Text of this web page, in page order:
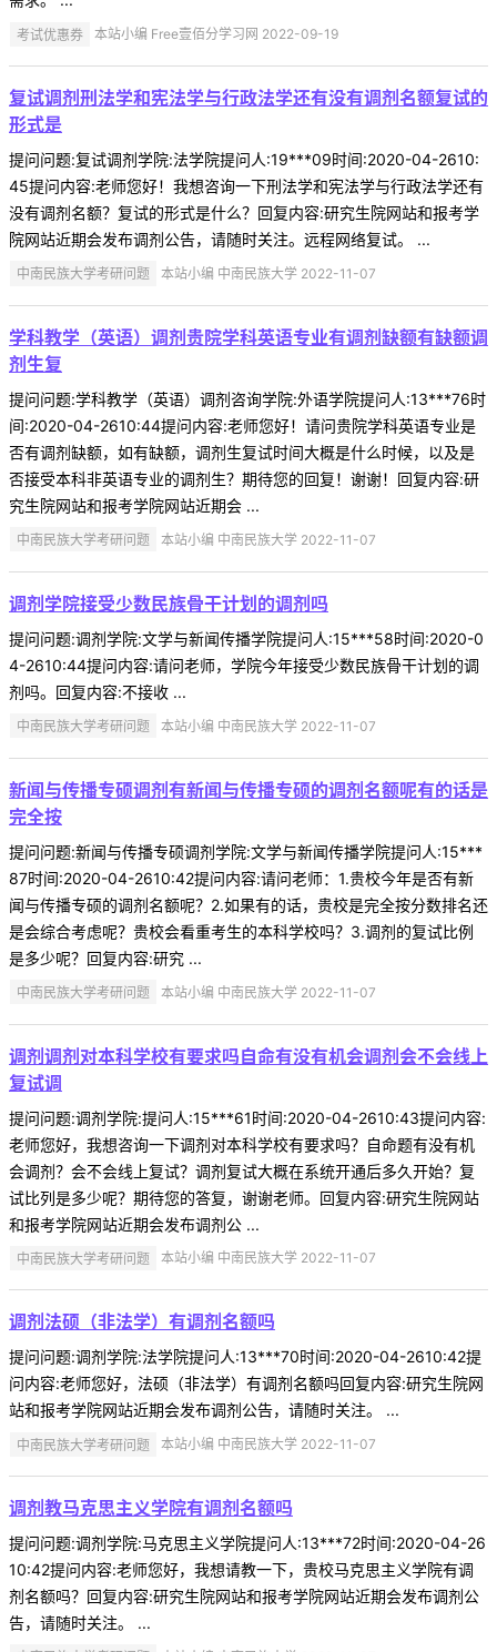
考试优惠券 本站小编 Free壹佰分学习网 2022-09-19
复试调剂刑法学和宪法学与行政法学还有没有调剂名额复试的
形式是
提问问题:复试调剂学院:法学院提问人:19***09时间:2020-04-2610:
45提问内容:老师您好！我想咨询一下刑法学和宪法学与行政法学还有
没有调剂名额？复试的形式是什么？回复内容:研究生院网站和报考学
院网站近期会发布调剂公告，请随时关注。远程网络复试。 ...
中南民族大学考研问题 本站小编 中南民族大学 2022-11-07
学科教学（英语）调剂贵院学科英语专业有调剂缺额有缺额调
剂生复
提问问题:学科教学（英语）调剂咨询学院:外语学院提问人:13***76时
间:2020-04-2610:44提问内容:老师您好！请问贵院学科英语专业是
否有调剂缺额，如有缺额，调剂生复试时间大概是什么时候，以及是
否接受本科非英语专业的调剂生？期待您的回复！谢谢！回复内容:研
究生院网站和报考学院网站近期会 ...
中南民族大学考研问题 本站小编 中南民族大学 2022-11-07
调剂学院接受少数民族骨干计划的调剂吗
提问问题:调剂学院:文学与新闻传播学院提问人:15***58时间:2020-0
4-2610:44提问内容:请问老师，学院今年接受少数民族骨干计划的调
剂吗。回复内容:不接收 ...
中南民族大学考研问题 本站小编 中南民族大学 2022-11-07
新闻与传播专硕调剂有新闻与传播专硕的调剂名额呢有的话是
完全按
提问问题:新闻与传播专硕调剂学院:文学与新闻传播学院提问人:15***
87时间:2020-04-2610:42提问内容:请问老师：1.贵校今年是否有新
闻与传播专硕的调剂名额呢？2.如果有的话，贵校是完全按分数排名还
是会综合考虑呢？贵校会看重考生的本科学校吗？3.调剂的复试比例
是多少呢？回复内容:研究 ...
中南民族大学考研问题 本站小编 中南民族大学 2022-11-07
调剂调剂对本科学校有要求吗自命有没有机会调剂会不会线上
复试调
提问问题:调剂学院:提问人:15***61时间:2020-04-2610:43提问内容:
老师您好，我想咨询一下调剂对本科学校有要求吗？自命题有没有机
会调剂？会不会线上复试？调剂复试大概在系统开通后多久开始？复
试比列是多少呢？期待您的答复，谢谢老师。回复内容:研究生院网站
和报考学院网站近期会发布调剂公 ...
中南民族大学考研问题 本站小编 中南民族大学 2022-11-07
调剂法硕（非法学）有调剂名额吗
提问问题:调剂学院:法学院提问人:13***70时间:2020-04-2610:42提
问内容:老师您好，法硕（非法学）有调剂名额吗回复内容:研究生院网
站和报考学院网站近期会发布调剂公告，请随时关注。 ...
中南民族大学考研问题 本站小编 中南民族大学 2022-11-07
调剂教马克思主义学院有调剂名额吗
提问问题:调剂学院:马克思主义学院提问人:13***72时间:2020-04-26
10:42提问内容:老师您好，我想请教一下，贵校马克思主义学院有调
剂名额吗？回复内容:研究生院网站和报考学院网站近期会发布调剂公
告，请随时关注。 ...